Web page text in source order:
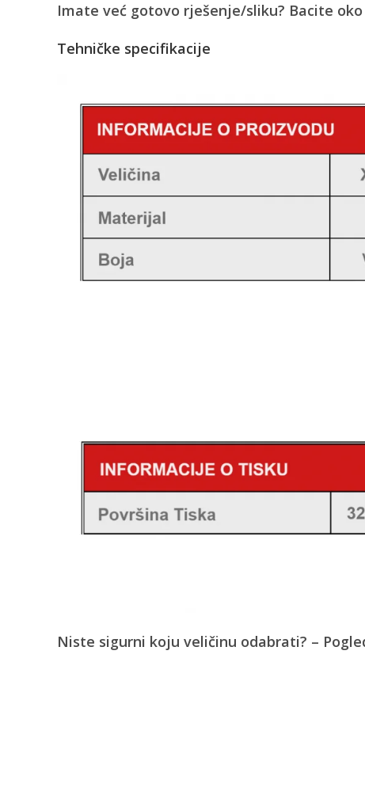
Imate već gotovo rješenje/sliku? Bacite oko
Tehničke specifikacije
Niste sigurni koju veličinu odabrati? –